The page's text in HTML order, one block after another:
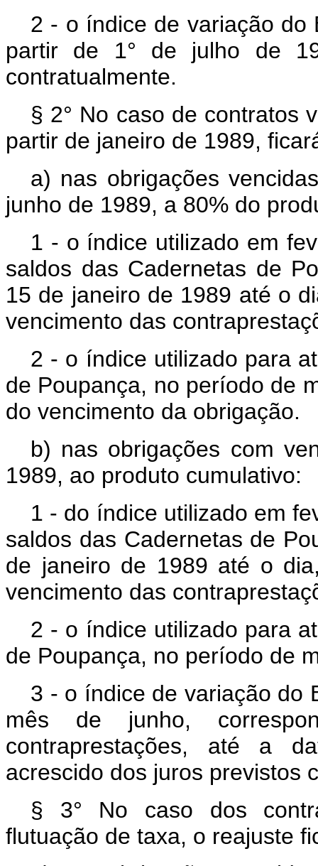
2 - o índice de variação do
partir de 1° de julho de
contratualmente.
§ 2° No caso de contratos
partir de janeiro de 1989,
a) nas obrigações
junho de 1989, a 80% do
1 - o índice utilizado em
saldos das Cadernetas de
15 de janeiro de 1989 até o
vencimento das
2 - o índice utilizado para
de Poupança, no período de
do vencimento da obrigação.
b) nas obrigações com
1989, ao produto cumulativo:
1 - do índice utilizado em
saldos das Cadernetas de
de janeiro de 1989 até o
vencimento das
2 - o índice utilizado para
de Poupança, no período de
3 - o índice de variação do
mês de junho,
contraprestações, até a
acrescido dos juros previstos
§ 3° No caso dos
flutuação de taxa, o reajuste